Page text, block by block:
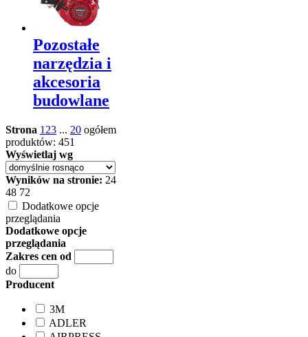
Pozostałe
narzędzia i
akcesoria
budowlane
Strona 1 23 ... 20 ogółem
produktów: 451
Wyświetlaj wg
Wyników na stronie: 24
48 72
Dodatkowe opcje
przeglądania
Dodatkowe opcje
przeglądania
Zakres cen od
do
Producent
3M
ADLER